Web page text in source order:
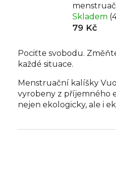
Pociťte svobodu.
každé situace.
Menstruační kalíšky
vyrobeny z příjemného
nejen ekologicky, ale i
Skladem
79 Kč